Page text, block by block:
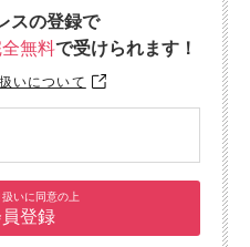
スの登録で
無料で受けられます！
いについて
いに同意の上
登録